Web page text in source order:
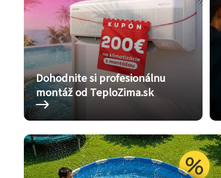
Dohodnite si profesionálnu
montáž od TeploZima.sk